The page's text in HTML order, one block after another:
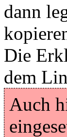
dann
Die
dem
Auch